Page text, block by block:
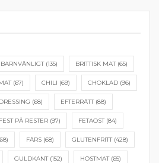
BARNVÄNLIGT(135) BRITTISK MAT(65)
(67) CHILI (69) CHOKLAD (96)
DRESSING (68) EFTERRÄTT(88)
FEST PÅ RESTER(97) FETAOST(84)
FÄRS(68) GLUTENFRITT(428)
GULDKANT(152) HÖSTMAT(65)